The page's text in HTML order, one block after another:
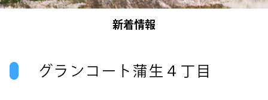
新着情報
グランコート蒲生４丁目